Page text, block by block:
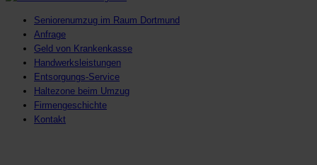
Seniorenumzug im Raum Dortmund
Anfrage
Geld von Krankenkasse
Handwerksleistungen
Entsorgungs-Service
Haltezone beim Umzug
Firmengeschichte
Kontakt